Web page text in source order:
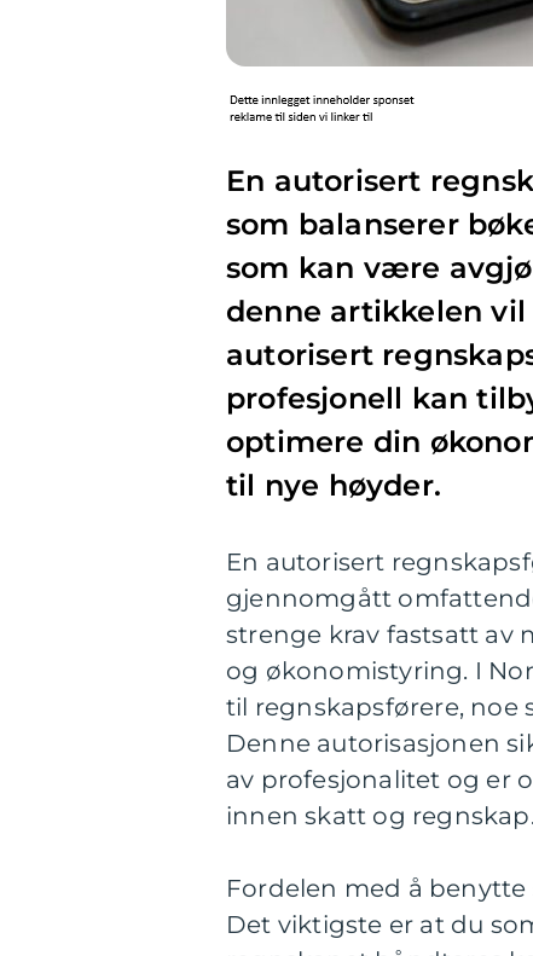
En autorisert
som balanserer
som kan være
denne artikkelen
autorisert
profesjonell kan
optimere din
til nye høyder.
En autorisert
gjennomgått
strenge krav fastsatt av
og økonomistyring. I
til regnskapsførere, noe
Denne autorisasjonen
av profesjonalitet og er
innen skatt og regnskap.
Fordelen med å
Det viktigste er at du